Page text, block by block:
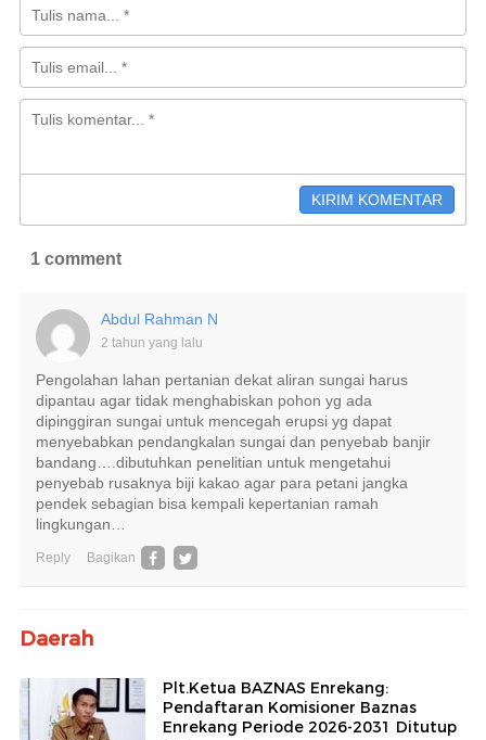
1 comment
Abdul Rahman N
2 tahun yang lalu
Pengolahan lahan pertanian dekat aliran sungai harus
dipantau agar tidak menghabiskan pohon yg ada
dipinggiran sungai untuk mencegah erupsi yg dapat
menyebabkan pendangkalan sungai dan penyebab banjir
bandang….dibutuhkan penelitian untuk mengetahui
penyebab rusaknya biji kakao agar para petani jangka
pendek sebagian bisa kempali kepertanian ramah
lingkungan…
Reply Bagikan
Daerah
Plt.Ketua BAZNAS Enrekang:
Pendaftaran Komisioner Baznas
Enrekang Periode 2026-2031 Ditutup